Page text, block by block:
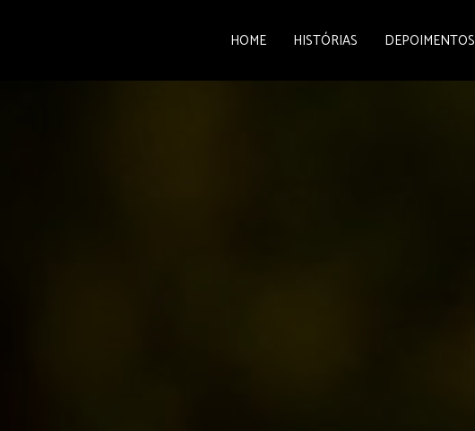
HOME HISTÓRIAS DEPOIMENTOS